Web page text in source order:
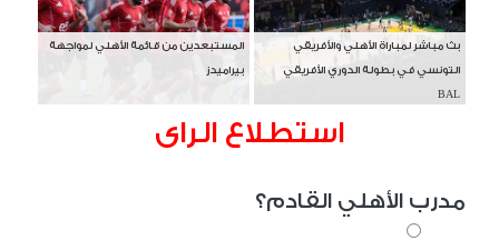
بث مباشر لمباراة الأهلي والأفريقي
التونسي في بطولة الدوري الأفريقي
BAL
المستبعدين من قائمة الأهلي لمواجهة
بيراميدز
استطلاع الراى
مدرب الأهلي القادم؟